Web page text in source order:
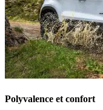
Polyvalence et confort